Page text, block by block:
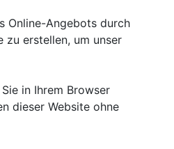
Online-Angebots durch
erstellen, um unser
in Ihrem Browser
dieser Website ohne